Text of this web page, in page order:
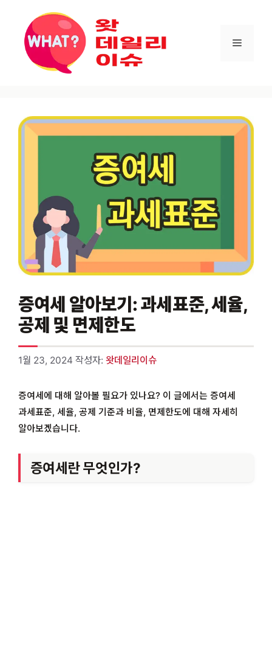
건너뛰기
메뉴
증여세 알아보기: 과세표준, 세율,
공제 및 면제한도
1월 23, 2024 작성자: 왓데일리이슈
증여세에 대해 알아볼 필요가 있나요? 이 글에서는 증여세
과세표준, 세율, 공제 기준과 비율, 면제한도에 대해 자세히
알아보겠습니다.
증여세란 무엇인가?